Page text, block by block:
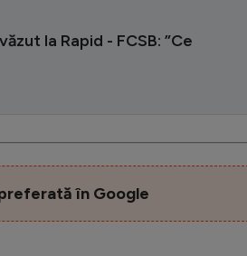
la Rapid - FCSB: ”Ce
în Google